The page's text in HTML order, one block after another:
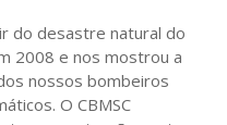
do desastre natural do
2008 e nos mostrou a
nossos bombeiros
O CBMSC